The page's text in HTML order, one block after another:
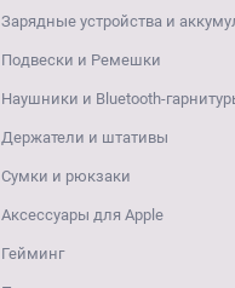
Зарядные устройства и
Подвески и Ремешки
Наушники и Bluetooth-
Держатели и штативы
Сумки и рюкзаки
Аксессуары для Apple
Гейминг